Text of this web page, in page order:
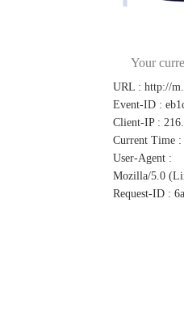
Your
URL : http://
Event-ID :
Client-IP :
Current Time :
User-Agent :
Mozilla/5.0
Request-ID :